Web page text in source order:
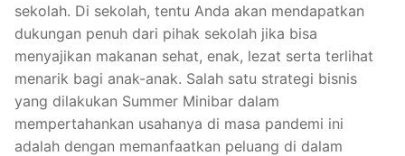
sekolah. Di sekolah, tentu Anda akan mendapatkan
dukungan penuh dari pihak sekolah jika bisa
menyajikan makanan sehat, enak, lezat serta terlihat
menarik bagi anak-anak. Salah satu strategi bisnis
yang dilakukan Summer Minibar dalam
mempertahankan usahanya di masa pandemi ini
adalah dengan memanfaatkan peluang di dalam